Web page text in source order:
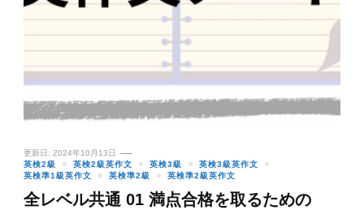
更新日: 2024年10月13日
英検2級
英検2級英作文 英検3級
英検3級英作文
英検準1級英作文
英検準2級 英検準2級英作文
全レベル共通 01 満点合格を取るための